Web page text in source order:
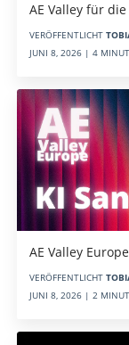
AE Valley für
VERÖFFENTLICHT
JUNI 8, 2026 | 4
AE Valley
VERÖFFENTLICHT
JUNI 8, 2026 | 2